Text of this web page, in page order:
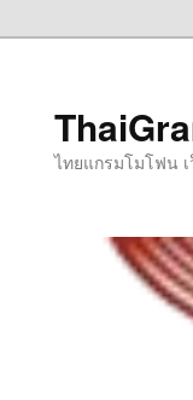
ไทยแกรมโมโฟน